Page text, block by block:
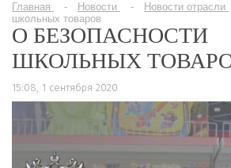
Главная Новости Новости отрасли
школьных товаров
О БЕЗОПАСНОСТИ
ШКОЛЬНЫХ
15:08, 1 сентября 2020